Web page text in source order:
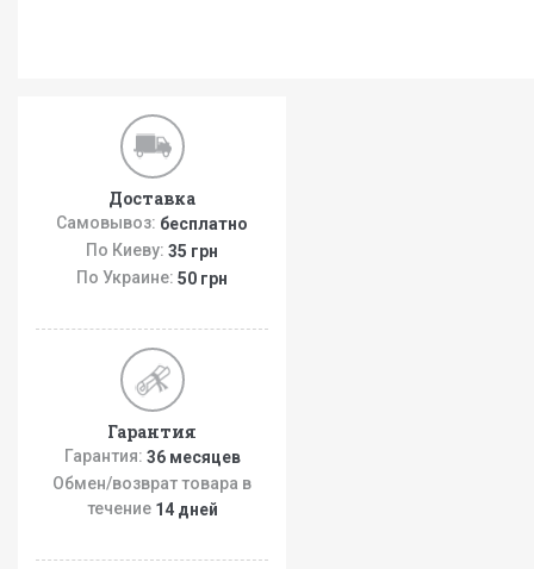
Доставка
Самовывоз: бесплатно
По Киеву: 35 грн
По Украине: 50 грн
Гарантия
Гарантия: 36 месяцев
Обмен/возврат товара в
течение 14 дней